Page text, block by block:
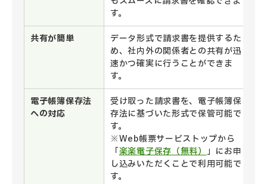
す。
共有が簡単
データ形式で請求書を提供するた
め、社内外の関係者との共有が迅
速かつ確実に行うことができま
す。
電子帳簿保存法
への対応
受け取った請求書を、電子帳簿保
存法に基づいた形式で保管可能で
す。
※Web帳票サービストップから
「楽楽電子保存（無料） 」にお申
し込みいただくことで利用可能で
す。